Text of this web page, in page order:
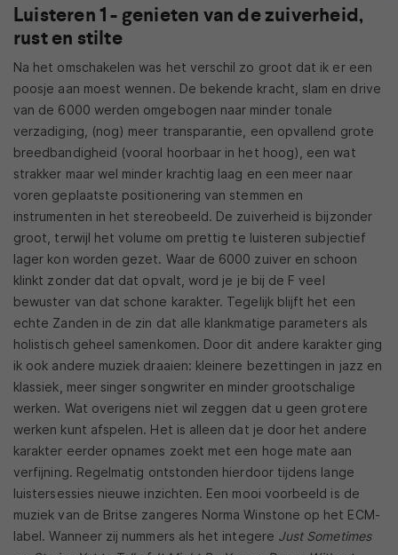
Luisteren 1 - genieten van de zuiverheid,
rust en stilte
Na het omschakelen was het verschil zo groot dat ik er een
poosje aan moest wennen. De bekende kracht, slam en drive
van de 6000 werden omgebogen naar minder tonale
verzadiging, (nog) meer transparantie, een opvallend grote
breedbandigheid (vooral hoorbaar in het hoog), een wat
strakker maar wel minder krachtig laag en een meer naar
voren geplaatste positionering van stemmen en
instrumenten in het stereobeeld. De zuiverheid is bijzonder
groot, terwijl het volume om prettig te luisteren subjectief
lager kon worden gezet. Waar de 6000 zuiver en schoon
klinkt zonder dat dat opvalt, word je je bij de F veel
bewuster van dat schone karakter. Tegelijk blijft het een
echte Zanden in de zin dat alle klankmatige parameters als
holistisch geheel samenkomen. Door dit andere karakter ging
ik ook andere muziek draaien: kleinere bezettingen in jazz en
klassiek, meer singer songwriter en minder grootschalige
werken. Wat overigens niet wil zeggen dat u geen grotere
werken kunt afspelen. Het is alleen dat je door het andere
karakter eerder opnames zoekt met een hoge mate aan
verfijning. Regelmatig ontstonden hierdoor tijdens lange
luistersessies nieuwe inzichten. Een mooi voorbeeld is de
muziek van de Britse zangeres Norma Winstone op het ECM-
label. Wanneer zij nummers als het integere Just Sometimes